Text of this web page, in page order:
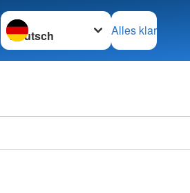
Sprache wechseln zu
Alles klar